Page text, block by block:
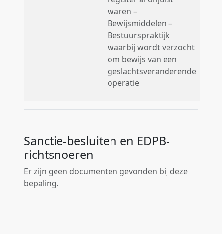
waren –
Bewijsmiddelen –
Bestuurspraktijk
waarbij wordt verzocht
om bewijs van een
geslachtsveranderende
operatie
Sanctie-besluiten en EDPB-
richtsnoeren
Er zijn geen documenten gevonden bij deze
bepaling.